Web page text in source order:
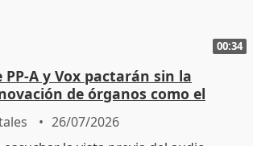
00:34
A y Vox pactarán sin la
de órganos como el
26/07/2026